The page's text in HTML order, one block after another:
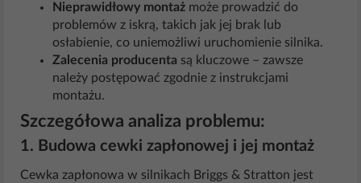
Nieprawidłowy montaż może prowadzić do
problemów z iskrą, takich jak jej brak lub
osłabienie, co uniemożliwi uruchomienie silnika.
Zalecenia producenta są kluczowe – zawsze
należy postępować zgodnie z instrukcjami
montażu.
Szczegółowa analiza problemu:
1. Budowa cewki zapłonowej i jej montaż
Cewka zapłonowa w silnikach Briggs & Stratton jest